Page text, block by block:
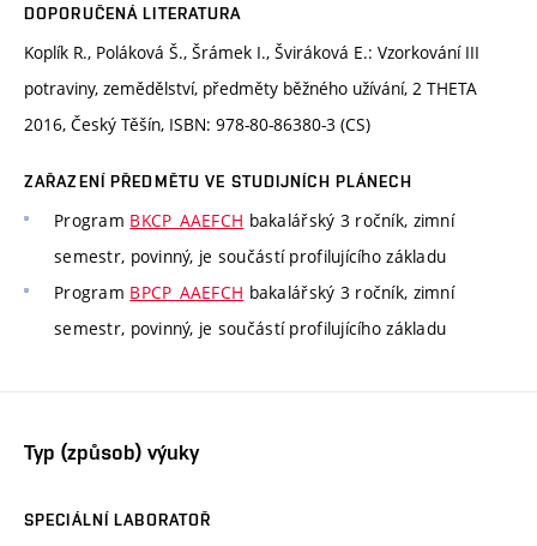
DOPORUČENÁ LITERATURA
Koplík R., Poláková Š., Šrámek I., Šviráková E.: Vzorkování III
potraviny, zemědělství, předměty běžného užívání, 2 THETA
2016, Český Těšín, ISBN: 978-80-86380-3 (CS)
ZAŘAZENÍ PŘEDMĚTU VE STUDIJNÍCH PLÁNECH
Program BKCP_AAEFCH bakalářský 3 ročník, zimní
semestr, povinný, je součástí profilujícího základu
Program BPCP_AAEFCH bakalářský 3 ročník, zimní
semestr, povinný, je součástí profilujícího základu
Typ (způsob) výuky
SPECIÁLNÍ LABORATOŘ